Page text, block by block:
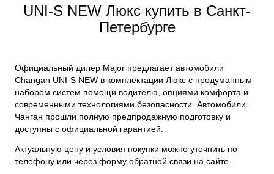
UNI-S NEW Люкс купить в Санкт-
Петербурге
Официальный дилер Major предлагает автомобили
Changan UNI-S NEW в комплектации Люкс с продуманным
набором систем помощи водителю, опциями комфорта и
современными технологиями безопасности. Автомобили
Чанган прошли полную предпродажную подготовку и
доступны с официальной гарантией.
Актуальную цену и условия покупки можно уточнить по
телефону или через форму обратной связи на сайте.